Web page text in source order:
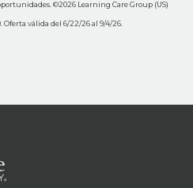
©2026 Learning Care Group (US)
Oferta válida del 6/22/26 al 9/4/26.